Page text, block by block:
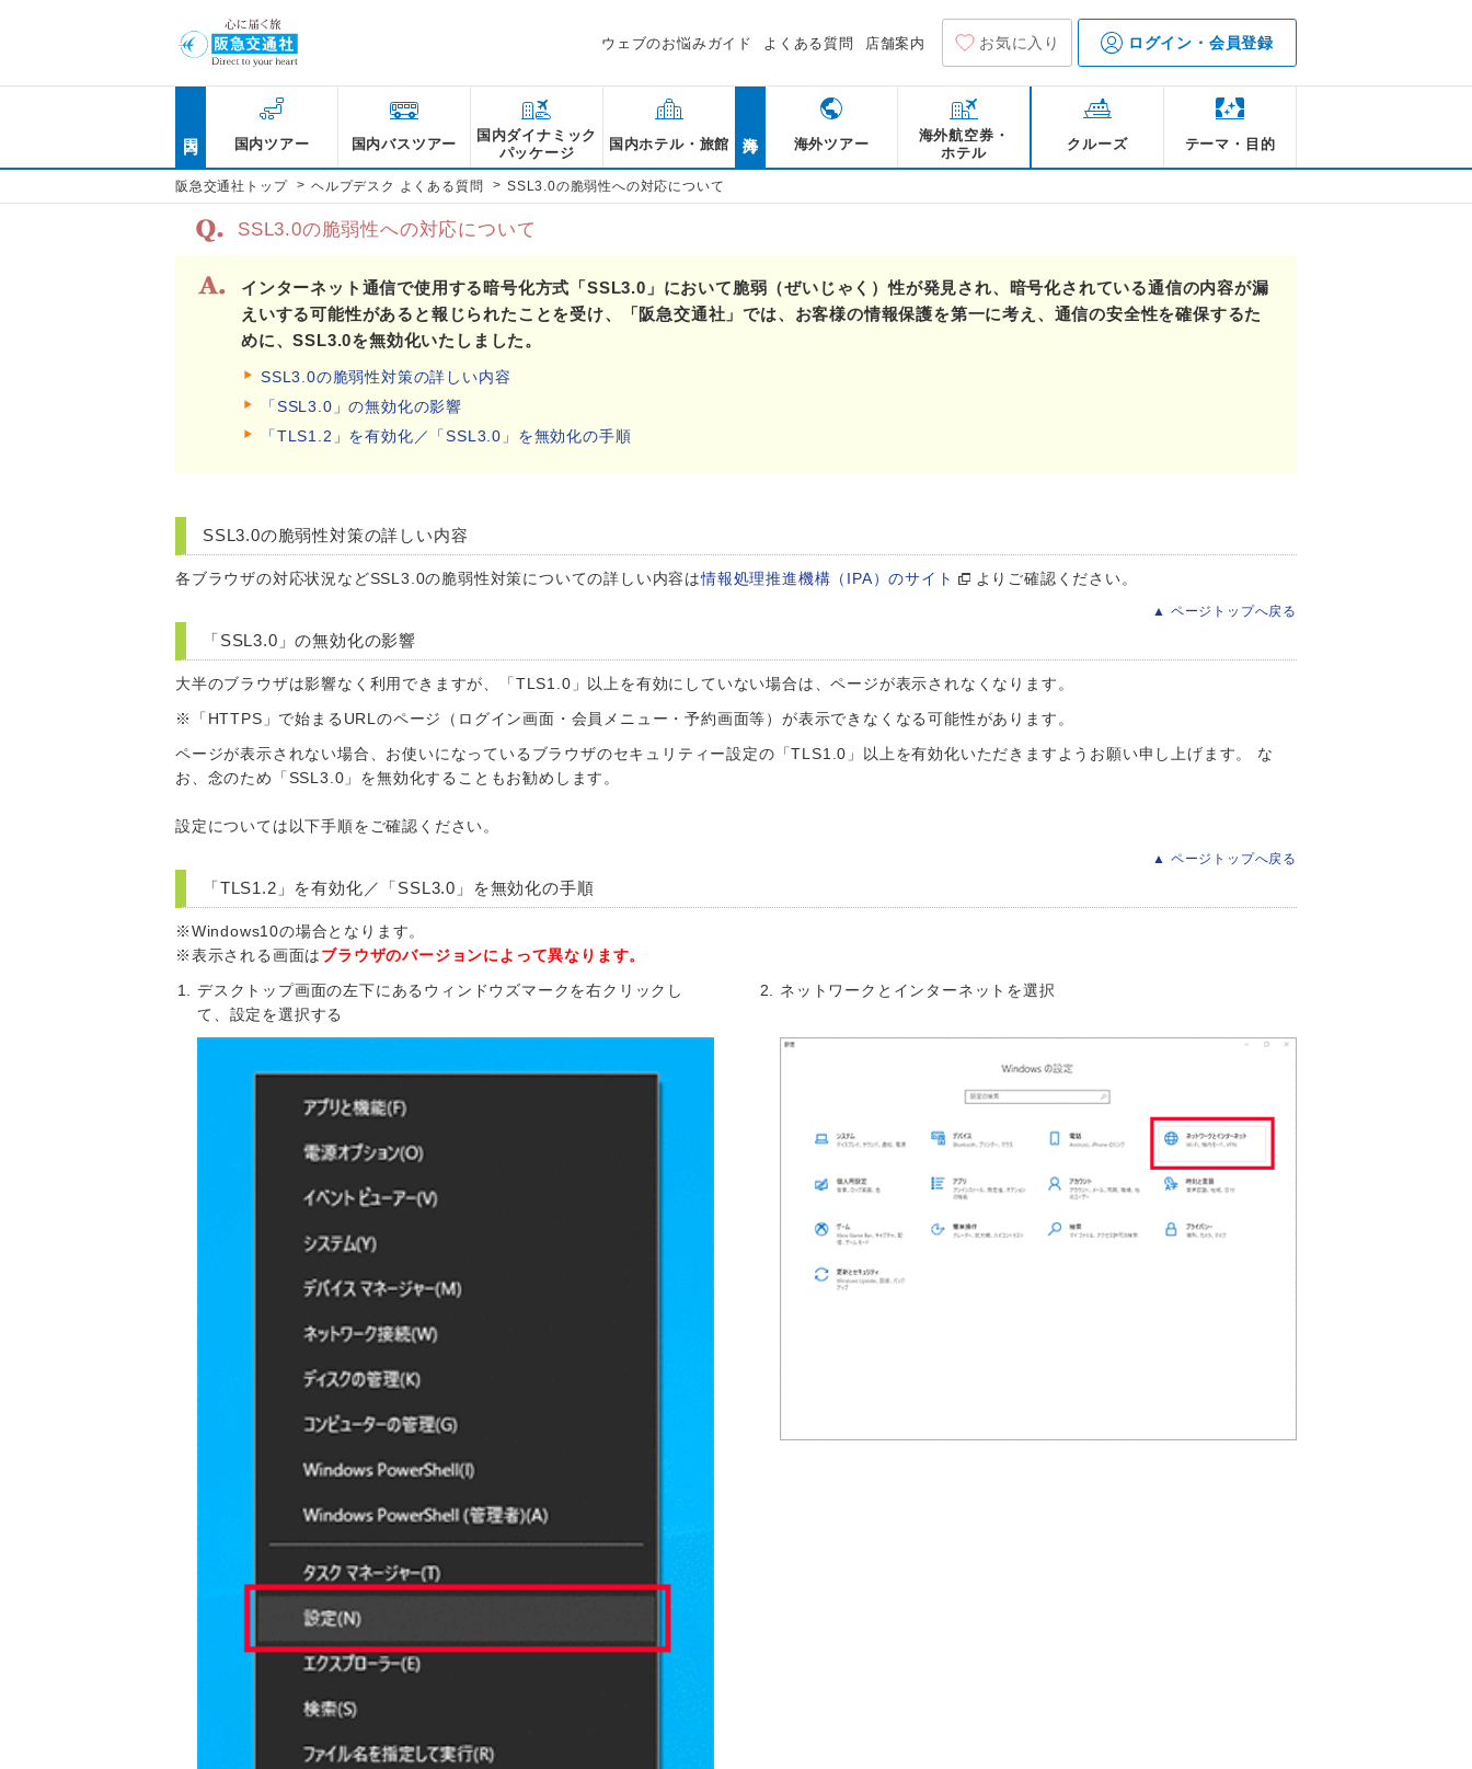
ウェブのお悩みガイド よくある質問 店舗案内 お気に入り ログイン・会員登録
国内ツアー 国内バスツアー
国内ダイナミック
パッケージ
国内ホテル・旅館 海外ツアー
海外航空券・
ホテル
クルーズ テーマ・目的
阪急交通社トップ > ヘルプデスク よくある質問 > SSL3.0の脆弱性への対応について
SSL3.0の脆弱性への対応について
インターネット通信で使用する暗号化方式「SSL3.0」において脆弱（ぜいじゃく）性が発見され、暗号化されている通信の内容が漏
えいする可能性があると報じられたことを受け、「阪急交通社」では、お客様の情報保護を第一に考え、通信の安全性を確保するた
めに、SSL3.0を無効化いたしました。
SSL3.0の脆弱性対策の詳しい内容
「SSL3.0」の無効化の影響
「TLS1.2」を有効化／「SSL3.0」を無効化の手順
SSL3.0の脆弱性対策の詳しい内容
各ブラウザの対応状況などSSL3.0の脆弱性対策についての詳しい内容は情報処理推進機構（IPA）のサイト よりご確認ください。
▲ ページトップへ戻る
「SSL3.0」の無効化の影響
大半のブラウザは影響なく利用できますが、「TLS1.0」以上を有効にしていない場合は、ページが表示されなくなります。
※「HTTPS」で始まるURLのページ（ログイン画面・会員メニュー・予約画面等）が表示できなくなる可能性があります。
ページが表示されない場合、お使いになっているブラウザのセキュリティー設定の「TLS1.0」以上を有効化いただきますようお願い申し上げます。 な
お、念のため「SSL3.0」を無効化することもお勧めします。
設定については以下手順をご確認ください。
▲ ページトップへ戻る
「TLS1.2」を有効化／「SSL3.0」を無効化の手順
※Windows10の場合となります。
※表示される画面はブラウザのバージョンによって異なります。
デスクトップ画面の左下にあるウィンドウズマークを右クリックし
て、設定を選択する
ネットワークとインターネットを選択